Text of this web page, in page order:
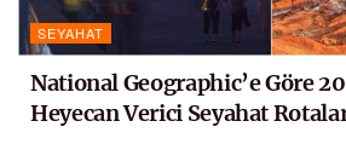
SEYAHAT
National Geographic’e Göre
Heyecan Verici Seyahat